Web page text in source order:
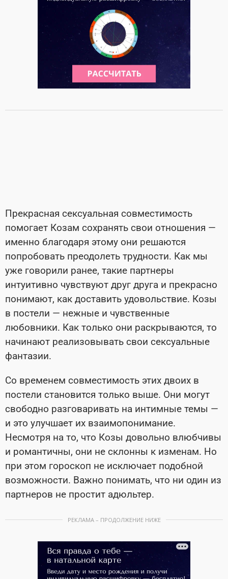
Прекрасная сексуальная совместимость
помогает Козам сохранять свои отношения —
именно благодаря этому они решаются
попробовать преодолеть трудности. Как мы
уже говорили ранее, такие партнеры
интуитивно чувствуют друг друга и прекрасно
понимают, как доставить удовольствие. Козы
в постели — нежные и чувственные
любовники. Как только они раскрываются, то
начинают реализовывать свои сексуальные
фантазии.
Со временем совместимость этих двоих в
постели становится только выше. Они могут
свободно разговаривать на интимные темы —
и это улучшает их взаимопонимание.
Несмотря на то, что Козы довольно влюбчивы
и романтичны, они не склонны к изменам. Но
при этом гороскоп не исключает подобной
возможности. Важно понимать, что ни один из
партнеров не простит адюльтер.
РЕКЛАМА – ПРОДОЛЖЕНИЕ НИЖЕ